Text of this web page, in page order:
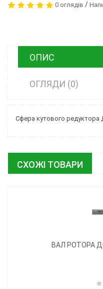
0 оглядів /
ОПИС
ОГЛЯДИ (0)
Сфера кутового редуктора
СХОЖІ ТОВАРИ
ВАЛ РОТОРА